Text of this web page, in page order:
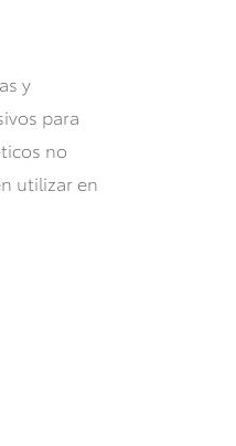
y
para
no
utilizar en